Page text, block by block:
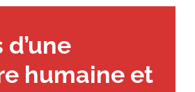
d’une
humaine et